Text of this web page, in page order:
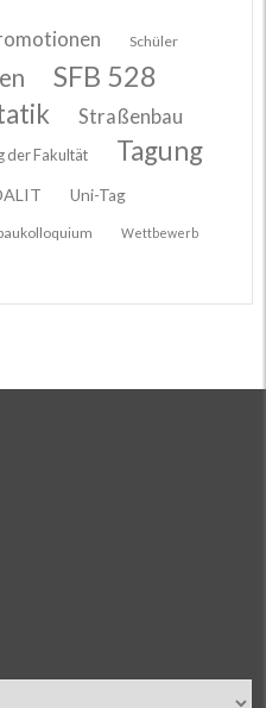
Schüler
SFB 528
Straßenbau
der Fakultät Tagung
Uni-Tag
Wettbewerb